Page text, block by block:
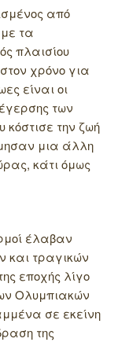
από
τα
πλαισίου
χρόνο για
είναι οι
των
την ζωή
μια άλλη
κάτι όμως
έλαβαν
και τραγικών
εποχής λίγο
Ολυμπιακών
σε εκείνη
της